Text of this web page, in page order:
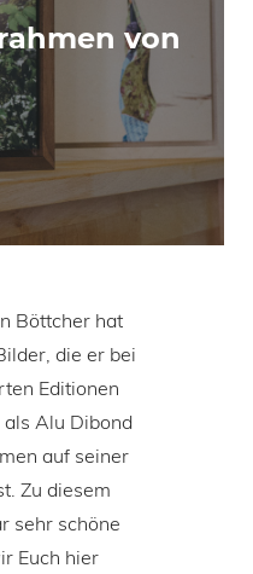
von
Böttcher hat
die er bei
Editionen
Alu Dibond
auf seiner
Zu diesem
sehr schöne
Euch hier